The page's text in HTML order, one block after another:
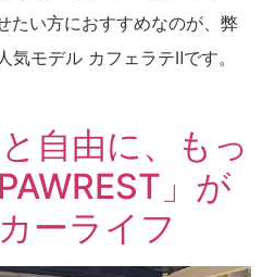
たい方におすすめなのが、弊
モデル カフェラテⅡです。
自由に、もっ
」が
ーライフ